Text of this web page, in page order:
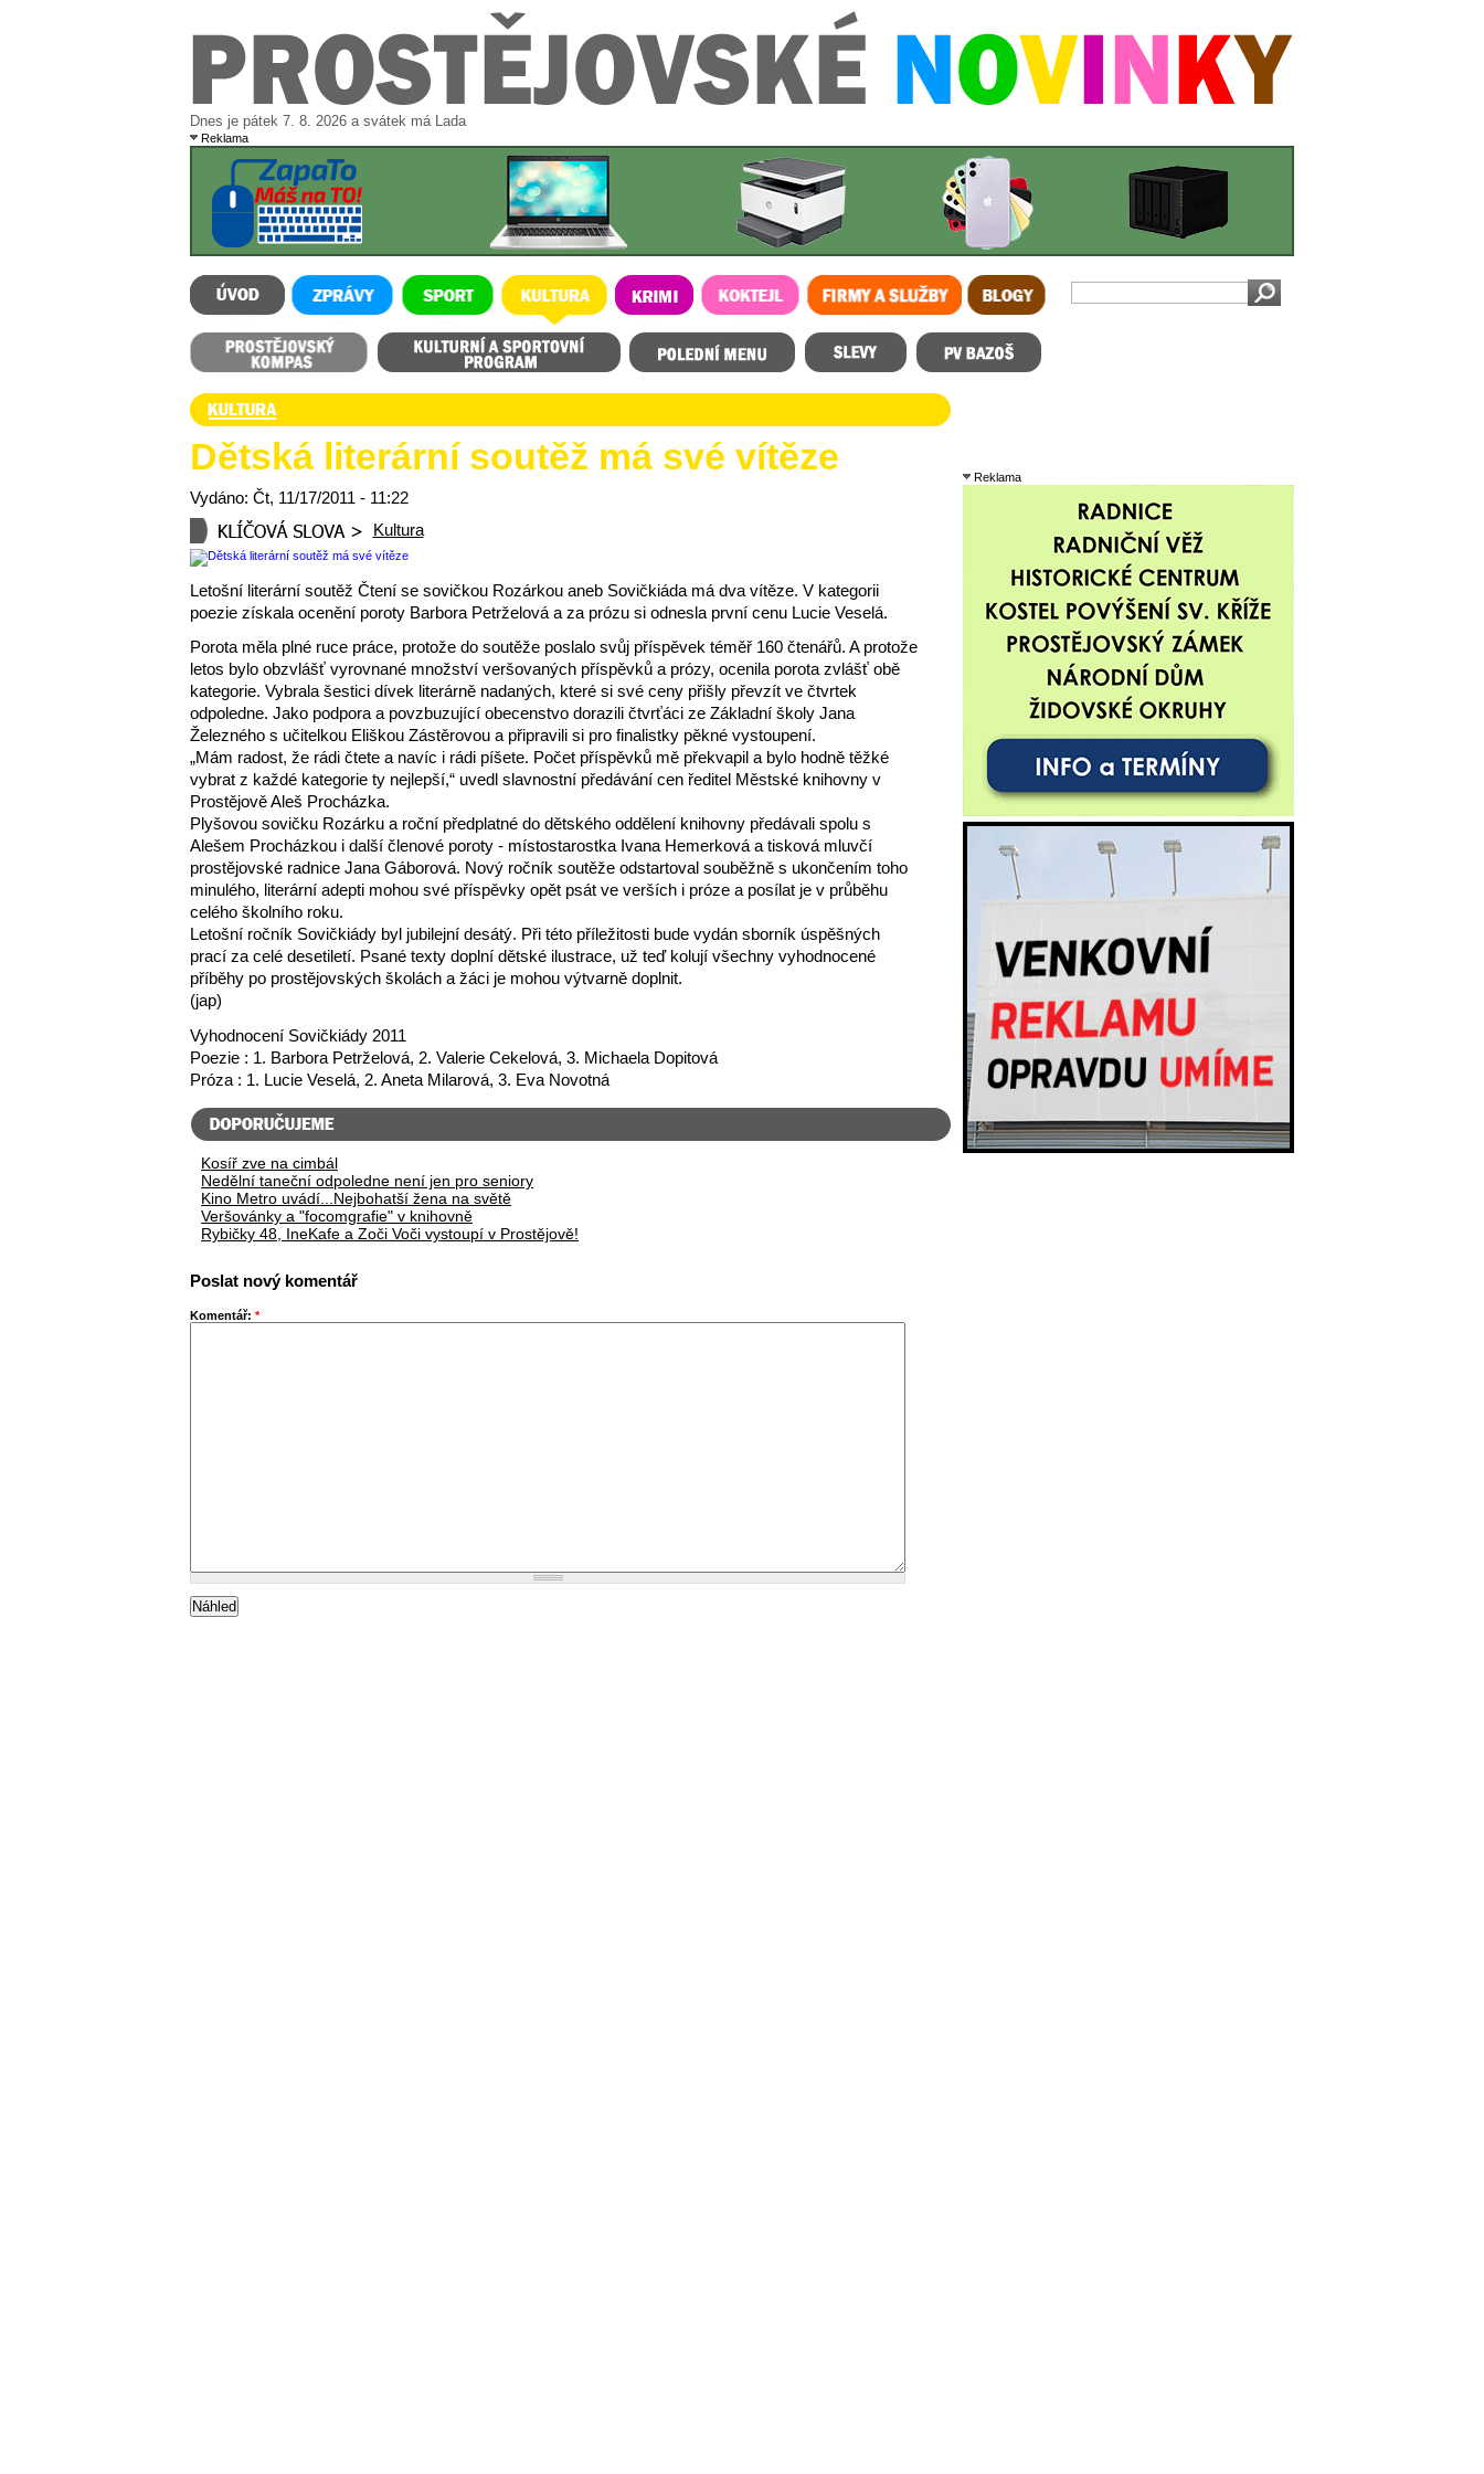
Dnes je pátek 7. 8. 2026 a svátek má Lada
Reklama
ÚVOD ZPRÁVY SPORT KULTURA KRIMI KOKTEJL FIRMY A SLUŽBY BLOGY
Prostějovský kompas Prostějovský bazoš
Dětská literární soutěž má své vítěze
Vydáno: Čt, 11/17/2011 - 11:22
Kultura
Letošní literární soutěž Čtení se sovičkou Rozárkou aneb Sovičkiáda má dva vítěze. V kategorii
poezie získala ocenění poroty Barbora Petrželová a za prózu si odnesla první cenu Lucie Veselá.
Porota měla plné ruce práce, protože do soutěže poslalo svůj příspěvek téměř 160 čtenářů. A protože
letos bylo obzvlášť vyrovnané množství veršovaných příspěvků a prózy, ocenila porota zvlášť obě
kategorie. Vybrala šestici dívek literárně nadaných, které si své ceny přišly převzít ve čtvrtek
odpoledne. Jako podpora a povzbuzující obecenstvo dorazili čtvrťáci ze Základní školy Jana
Železného s učitelkou Eliškou Zástěrovou a připravili si pro finalistky pěkné vystoupení.
„Mám radost, že rádi čtete a navíc i rádi píšete. Počet příspěvků mě překvapil a bylo hodně těžké
vybrat z každé kategorie ty nejlepší,“ uvedl slavnostní předávání cen ředitel Městské knihovny v
Prostějově Aleš Procházka.
Plyšovou sovičku Rozárku a roční předplatné do dětského oddělení knihovny předávali spolu s
Alešem Procházkou i další členové poroty - místostarostka Ivana Hemerková a tisková mluvčí
prostějovské radnice Jana Gáborová. Nový ročník soutěže odstartoval souběžně s ukončením toho
minulého, literární adepti mohou své příspěvky opět psát ve verších i próze a posílat je v průběhu
celého školního roku.
Letošní ročník Sovičkiády byl jubilejní desátý. Při této příležitosti bude vydán sborník úspěšných
prací za celé desetiletí. Psané texty doplní dětské ilustrace, už teď kolují všechny vyhodnocené
příběhy po prostějovských školách a žáci je mohou výtvarně doplnit.
(jap)
Vyhodnocení Sovičkiády 2011
Poezie : 1. Barbora Petrželová, 2. Valerie Cekelová, 3. Michaela Dopitová
Próza : 1. Lucie Veselá, 2. Aneta Milarová, 3. Eva Novotná
Kosíř zve na cimbál
Nedělní taneční odpoledne není jen pro seniory
Kino Metro uvádí...Nejbohatší žena na světě
Veršovánky a "focomgrafie" v knihovně
Rybičky 48, IneKafe a Zoči Voči vystoupí v Prostějově!
Poslat nový komentář
Komentář: *
Reklama